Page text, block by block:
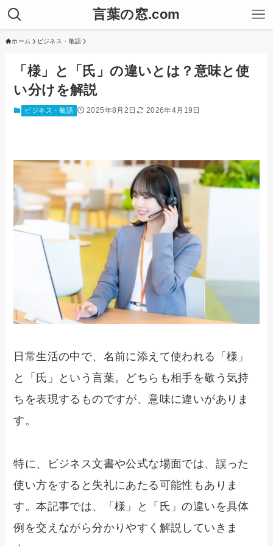
言葉の窓.com
ホーム ビジネス・敬語
「様」と「氏」の違いとは？意味と使
い分けを解説
ビジネス・敬語 2025年8月2日 2026年4月19日
日常生活の中で、名前に添えて使われる「様」
と「氏」という言葉。どちらも相手を敬う気持
ちを表現するものですが、意味に違いがありま
す。
特に、ビジネス文書や公式な場面では、誤った
使い方をすると失礼にあたる可能性もありま
す。本記事では、「様」と「氏」の違いを具体
例を交えながら分かりやすく解説していきま